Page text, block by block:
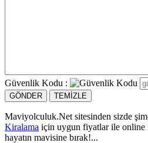
Güvenlik Kodu :
Maviyolculuk.Net sitesinden sizde
Kiralama için uygun fiyatlar ile online
hayatın mavisine bırak!...